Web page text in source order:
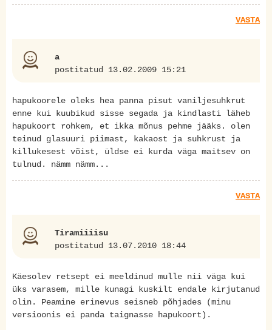
VASTA
a
postitatud 13.02.2009 15:21
hapukoorele oleks hea panna pisut vaniljesuhkrut
enne kui kuubikud sisse segada ja kindlasti läheb
hapukoort rohkem, et ikka mõnus pehme jääks. olen
teinud glasuuri piimast, kakaost ja suhkrust ja
killukesest võist, üldse ei kurda väga maitsev on
tulnud. nämm nämm...
VASTA
Tiramiiiisu
postitatud 13.07.2010 18:44
Käesolev retsept ei meeldinud mulle nii väga kui
üks varasem, mille kunagi kuskilt endale kirjutanud
olin. Peamine erinevus seisneb põhjades (minu
versioonis ei panda taignasse hapukoort).